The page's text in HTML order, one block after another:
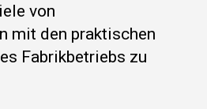
von
mit den praktischen
Fabrikbetriebs zu